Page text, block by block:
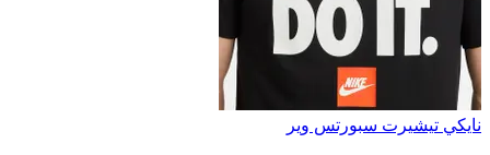
نايكي تيشيرت سبورتس وير